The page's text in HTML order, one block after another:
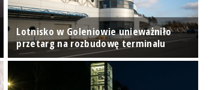
Lotnisko w Goleniowie unieważniło
przetarg na rozbudowę terminalu